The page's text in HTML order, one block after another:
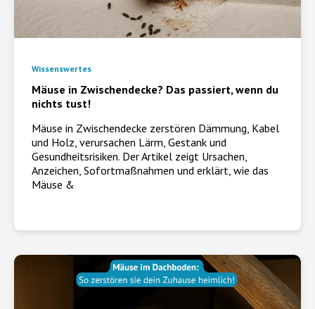
Mäuse in Zwischendecke? Das passiert, wenn du
nichts tust!
Mäuse in Zwischendecke zerstören Dämmung, Kabel
und Holz, verursachen Lärm, Gestank und
Gesundheitsrisiken. Der Artikel zeigt Ursachen,
Anzeichen, Sofortmaßnahmen und erklärt, wie das
Mäuse &
Wissenswertes